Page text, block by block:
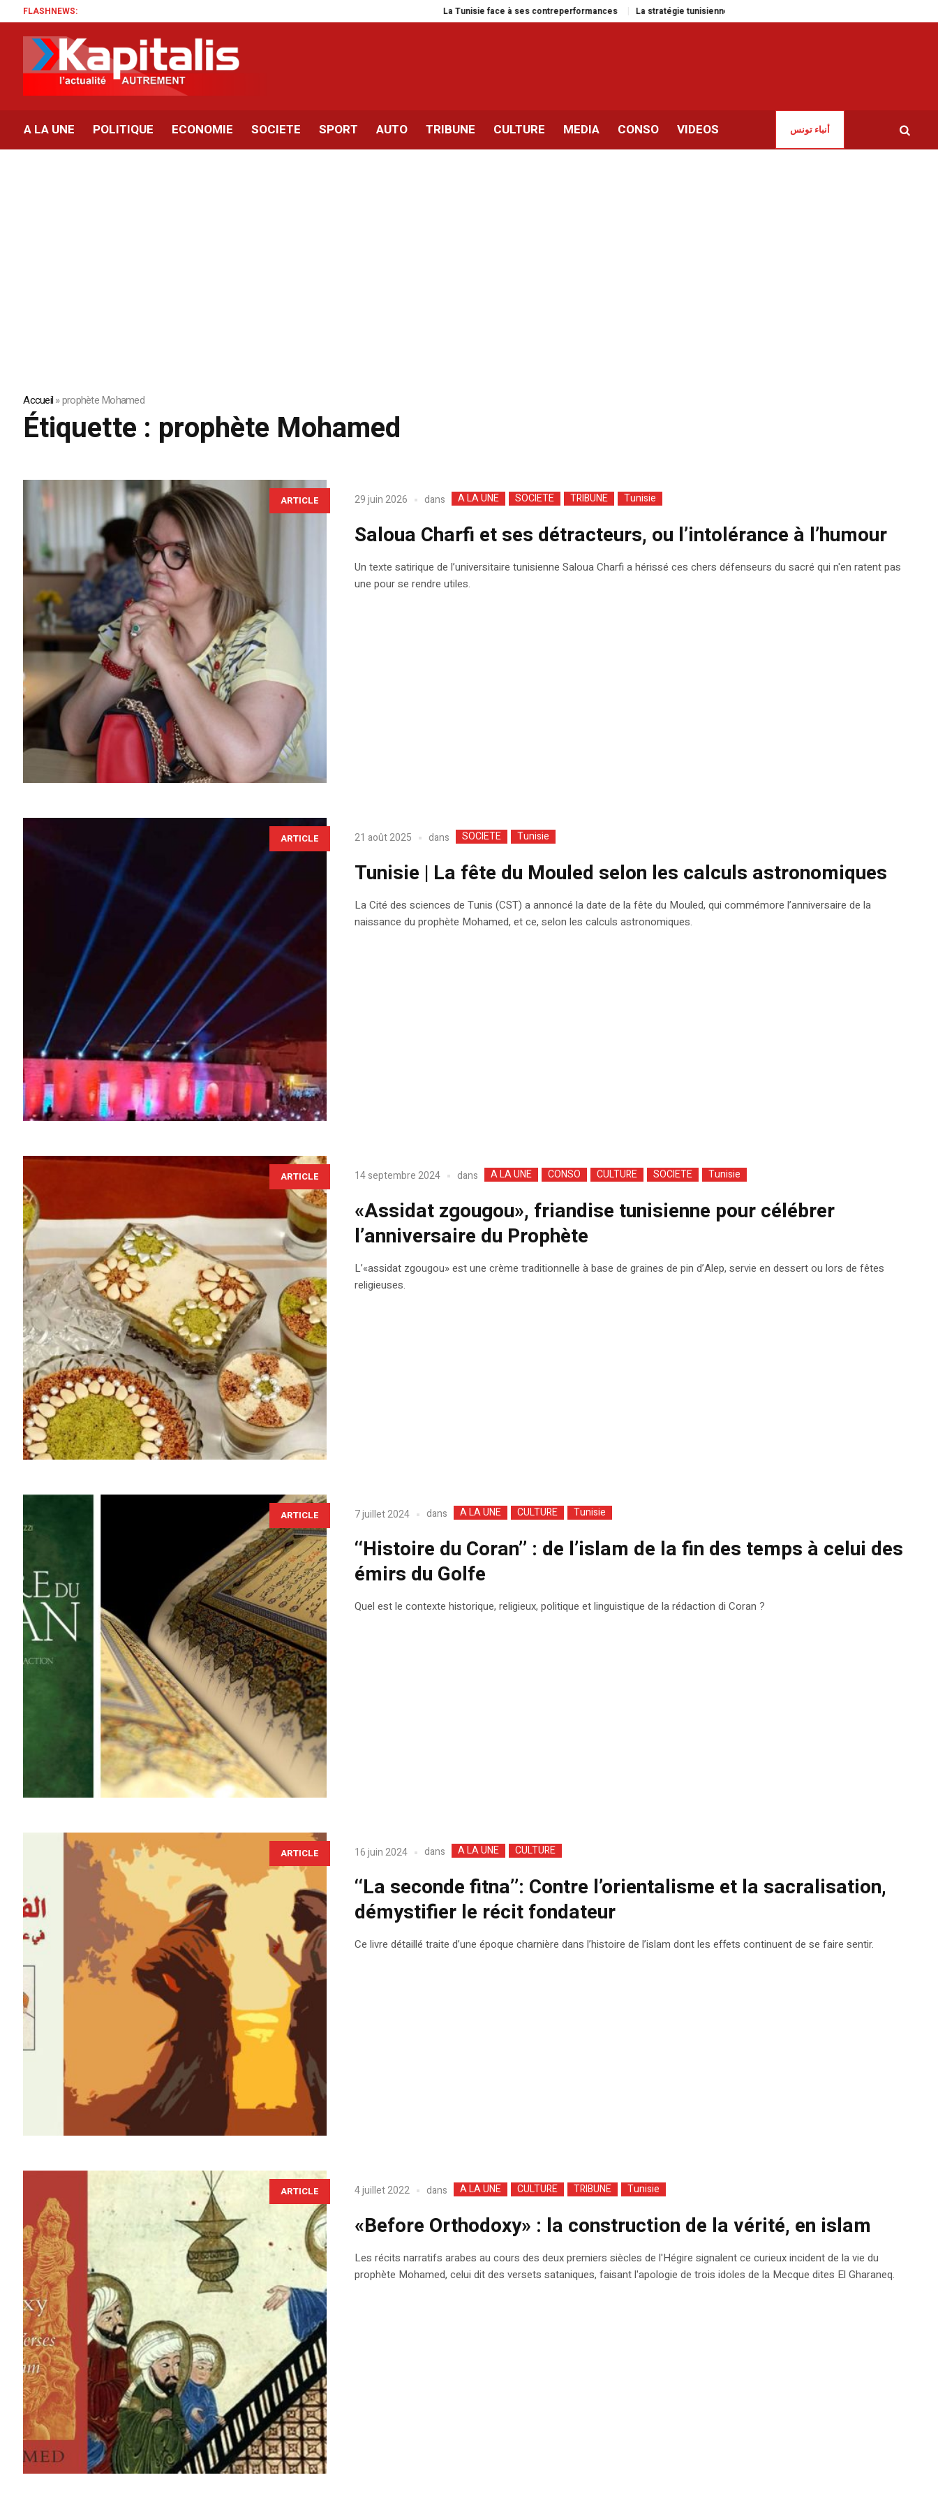
FLASHNEWS: La Tunisie face à ses contreperformances La stratégie tunisienne en matière d’énergie renouvelable se heurte à des résistances
A LA UNE POLITIQUE ECONOMIE SOCIETE SPORT AUTO TRIBUNE CULTURE MEDIA CONSO VIDEOS أنباء تونس
Accueil»prophète Mohamed
Étiquette : prophète Mohamed
ARTICLE 29 juin 2026 dans A LA UNE SOCIETE TRIBUNE Tunisie
Saloua Charfi et ses détracteurs, ou l’intolérance à l’humour
Un texte satirique de l’universitaire tunisienne Saloua Charfi a hérissé ces chers défenseurs du sacré qui n'en ratent pas
une pour se rendre utiles.
ARTICLE 21 août 2025 dans SOCIETE Tunisie
Tunisie | La fête du Mouled selon les calculs astronomiques
La Cité des sciences de Tunis (CST) a annoncé la date de la fête du Mouled, qui commémore l’anniversaire de la
naissance du prophète Mohamed, et ce, selon les calculs astronomiques.
ARTICLE 14 septembre 2024 dans A LA UNE CONSO CULTURE SOCIETE Tunisie
«Assidat zgougou», friandise tunisienne pour célébrer
l’anniversaire du Prophète
L’«assidat zgougou» est une crème traditionnelle à base de graines de pin d’Alep, servie en dessert ou lors de fêtes
religieuses.
ARTICLE 7 juillet 2024 dans A LA UNE CULTURE Tunisie
‘‘Histoire du Coran’’ : de l’islam de la fin des temps à celui des
émirs du Golfe
Quel est le contexte historique, religieux, politique et linguistique de la rédaction di Coran ?
ARTICLE 16 juin 2024 dans A LA UNE CULTURE
‘‘La seconde fitna’’: Contre l’orientalisme et la sacralisation,
démystifier le récit fondateur
Ce livre détaillé traite d’une époque charnière dans l’histoire de l’islam dont les effets continuent de se faire sentir.
ARTICLE 4 juillet 2022 dans A LA UNE CULTURE TRIBUNE Tunisie
«Before Orthodoxy» : la construction de la vérité, en islam
Les récits narratifs arabes au cours des deux premiers siècles de l'Hégire signalent ce curieux incident de la vie du
prophète Mohamed, celui dit des versets sataniques, faisant l'apologie de trois idoles de la Mecque dites El Gharaneq.